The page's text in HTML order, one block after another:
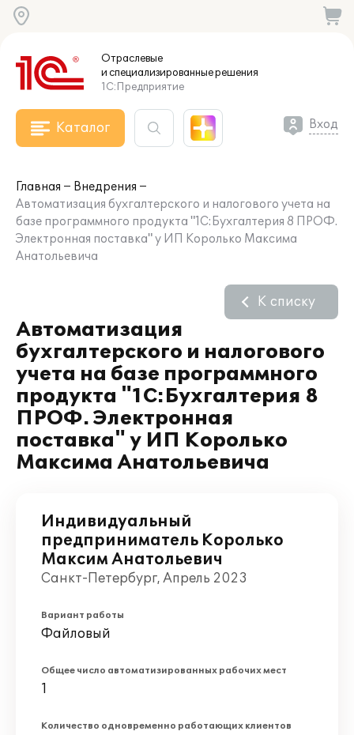
Отраслевые
и специализированныерешения
1С:Предприятие
Каталог Вход
Главная
Внедрения
Автоматизация бухгалтерского и налогового учета на
базе программного продукта "1С:Бухгалтерия 8 ПРОФ.
Электронная поставка" у ИП Королько Максима
Анатольевича
Автоматизация
бухгалтерского и налогового
учета на базе программного
продукта "1С:Бухгалтерия 8
ПРОФ. Электронная
поставка" у ИП Королько
Максима Анатольевича
К списку
Индивидуальный
предприниматель Королько
Максим Анатольевич
Санкт-Петербург, Апрель 2023
Вариант работы
Файловый
Общее число автоматизированных рабочих мест
1
Количество одновременно работающих клиентов